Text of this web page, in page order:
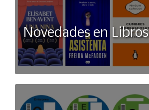
Novedades en Libros